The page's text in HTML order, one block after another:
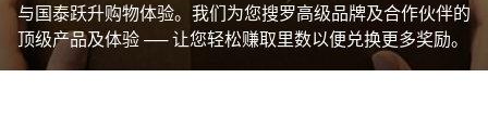
与国泰跃升购物体验。我们为您搜罗高级品牌及合作伙伴的
顶级产品及体验 ── 让您轻松赚取里数以便兑换更多奖励。